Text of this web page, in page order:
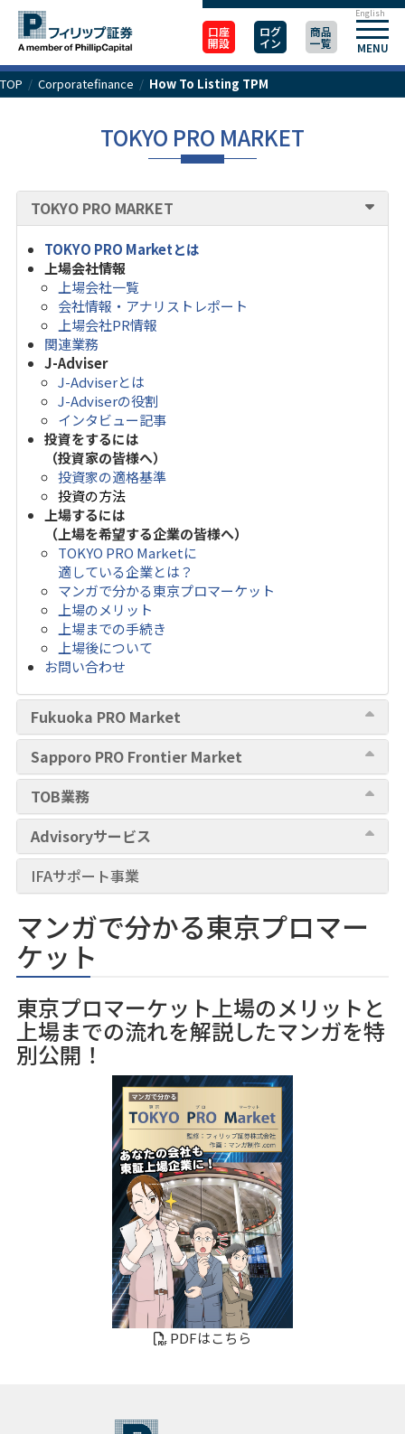
口座
開設
ログ
イン
商品
一覧 MENU
English
TOP / Corporatefinance / How To Listing TPM
TOKYO PRO MARKET
TOKYO PRO MARKET
TOKYO PRO Marketとは
上場会社情報
上場会社一覧
会社情報・アナリストレポート
上場会社PR情報
関連業務
J-Adviser
J-Adviserとは
J-Adviserの役割
インタビュー記事
投資をするには
（投資家の皆様へ）
投資家の適格基準
投資の方法
上場するには
（上場を希望する企業の皆様へ）
TOKYO PRO Marketに
適している企業とは？
マンガで分かる東京プロマーケット
上場のメリット
上場までの手続き
上場後について
お問い合わせ
Fukuoka PRO Market
Sapporo PRO Frontier Market
TOB業務
Advisoryサービス
IFAサポート事業
マンガで分かる東京プロマー
ケット
東京プロマーケット上場のメリットと
上場までの流れを解説したマンガを特
別公開！
PDFはこちら